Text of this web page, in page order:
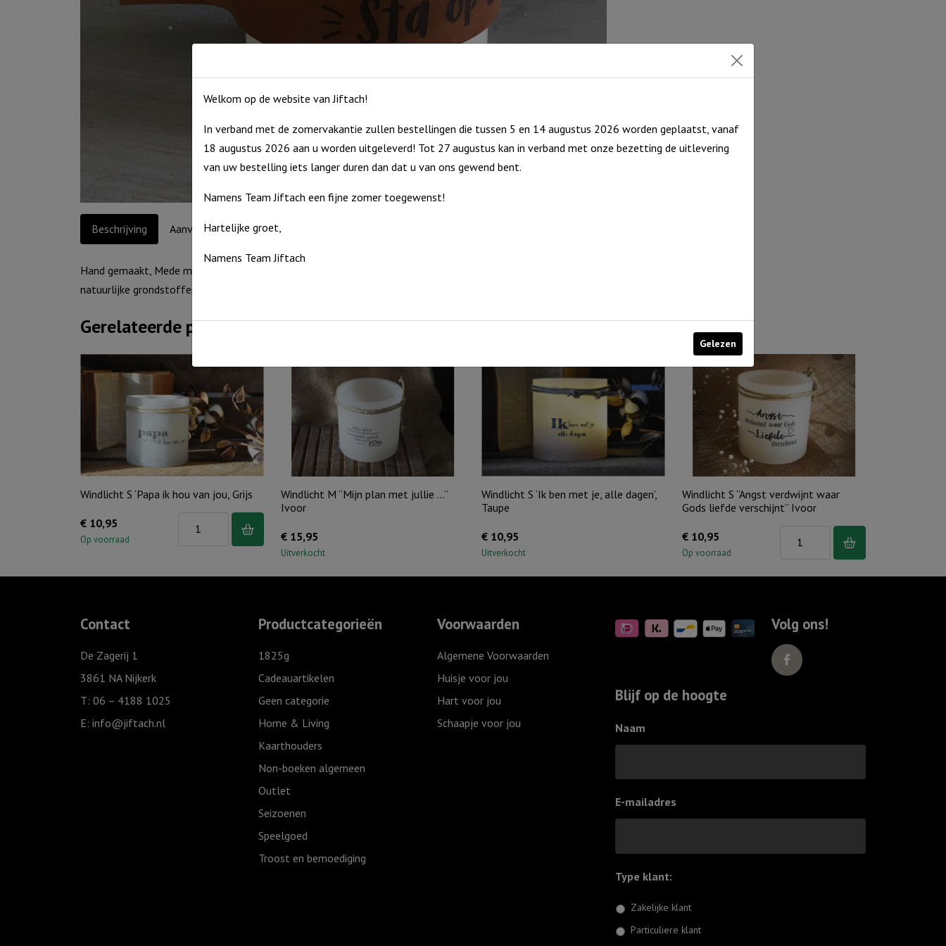
Beschrijving Aanvullende informatie
Hand gemaakt, Mede mogelijk gemaakt door mensen met een afstand tot de arbeidsmarkt, Vervaardigd uit
natuurlijke grondstoffen, Vrij van parrafine en metalen, Duurzame verbranding, Ongeparfumeerd, Vormvast.
Gerelateerde producten
Windlicht S ‘Papa ik hou van jou, Grijs
€ 10,95
Op voorraad
ik
Windlicht M “Mijn plan met jullie …”
Ivoor
€ 15,95
Uitverkocht
Windlicht S ‘Ik ben met je, alle dagen’,
Taupe
€ 10,95
Uitverkocht
Windlicht S “Angst verdwijnt waar
Gods liefde verschijnt” Ivoor
€ 10,95
Op voorraad
Gods
liefde
verschijnt"
Contact
De Zagerij 1
3861 NA Nijkerk
T: 06 – 4188 1025
E: info@jiftach.nl
Productcategorieën
1825g
Cadeauartikelen
Geen categorie
Home & Living
Kaarthouders
Non-boeken algemeen
Outlet
Seizoenen
Speelgoed
Troost en bemoediging
Voorwaarden
Algemene Voorwaarden
Huisje voor jou
Hart voor jou
Schaapje voor jou
Volg ons!
Blijf op de hoogte
Naam
E-mailadres
Type klant:
Zakelijke klant
Particuliere klant
Welkom op de website van Jiftach!
In verband met de zomervakantie zullen bestellingen die tussen 5 en 14 augustus 2026 worden geplaatst, vanaf
18 augustus 2026 aan u worden uitgeleverd! Tot 27 augustus kan in verband met onze bezetting de uitlevering
van uw bestelling iets langer duren dan dat u van ons gewend bent.
Namens Team Jiftach een fijne zomer toegewenst!
Hartelijke groet,
Namens Team Jiftach
Gelezen